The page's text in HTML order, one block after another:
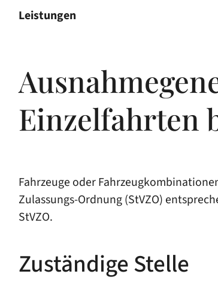
Leistungen
Einzelfahrten
Fahrzeuge oder
Zulassungs-Ordnung (StVZO)
StVZO.
Zuständige Stelle